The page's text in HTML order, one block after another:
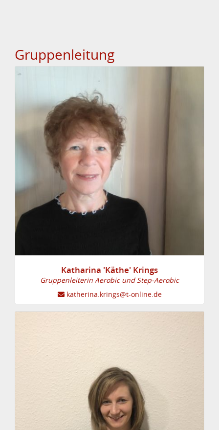
Gruppenleitung
Katharina 'Käthe' Krings
Gruppenleiterin Aerobic und Step-Aerobic
katherina.krings@t-online.de